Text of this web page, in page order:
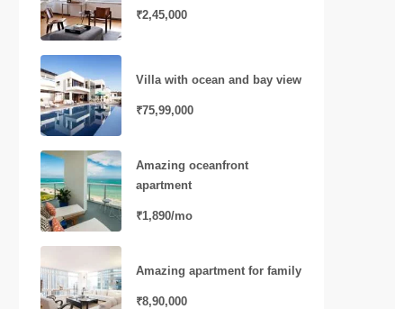
₹2,45,000
Villa with ocean and bay view
₹75,99,000
Amazing oceanfront
apartment
₹1,890/mo
Amazing apartment for family
₹8,90,000